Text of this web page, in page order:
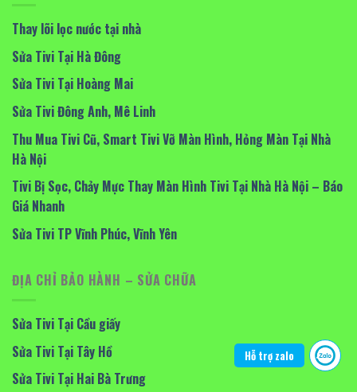
Thay lõi lọc nước tại nhà
Sửa Tivi Tại Hà Đông
Sửa Tivi Tại Hoàng Mai
Sửa Tivi Đông Anh, Mê Linh
Thu Mua Tivi Cũ, Smart Tivi Vỡ Màn Hình, Hỏng Màn Tại Nhà
Hà Nội
Tivi Bị Sọc, Chảy Mực Thay Màn Hình Tivi Tại Nhà Hà Nội – Báo
Giá Nhanh
Sửa Tivi TP Vĩnh Phúc, Vĩnh Yên
ĐỊA CHỈ BẢO HÀNH – SỬA CHỮA
Sửa Tivi Tại Cầu giấy
Sửa Tivi Tại Tây Hồ
Sửa Tivi Tại Hai Bà Trưng
Hỗ trợ zalo